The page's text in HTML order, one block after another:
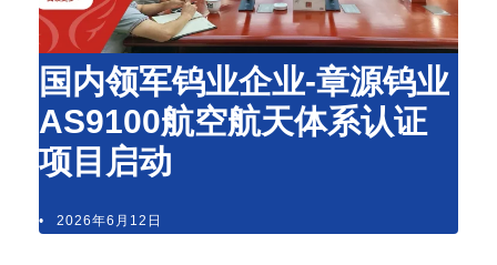
国内领军钨业企业-章源钨业
AS9100航空航天体系认证
项目启动
• 2026年6月12日